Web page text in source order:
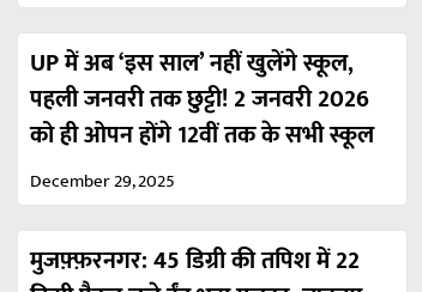
UP में अब ‘इस साल’ नहीं खुलेंगे स्कूल,
पहली जनवरी तक छुट्टी! 2 जनवरी 2026
को ही ओपन होंगे 12वीं तक के सभी स्कूल
December 29, 2025
मुजफ़्फ़रनगर: 45 डिग्री की तपिश में 22